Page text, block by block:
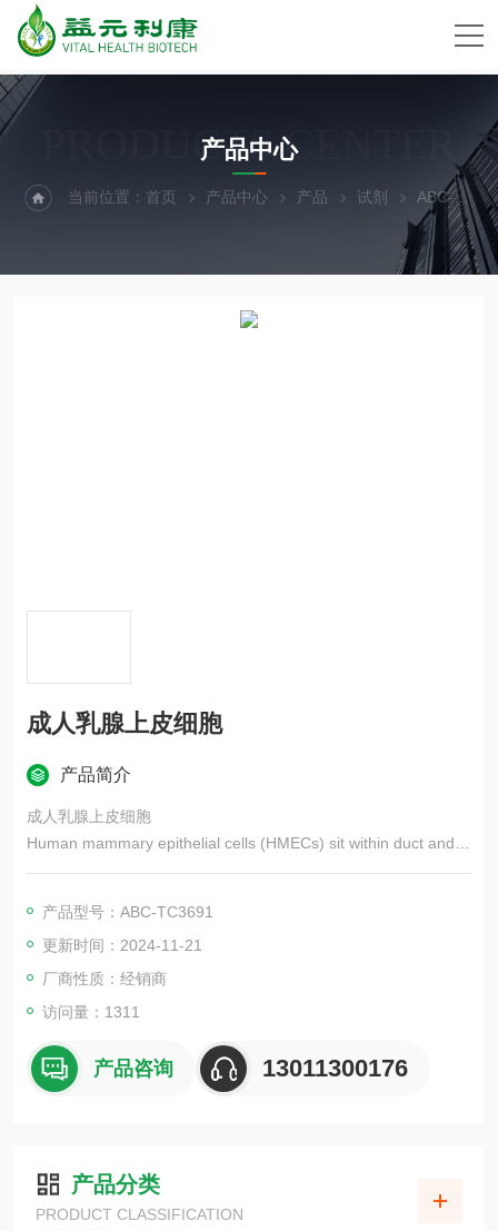
PRODUCTS CENTER
产品中心
当前位置：首页 产品中心 产品 试剂 ABC-TC3691成人乳腺上皮细胞
成人乳腺上皮细胞
产品简介
成人乳腺上皮细胞
Human mammary epithelial cells (HMECs) sit within duct and lo
bes of breast and play an important role in maintaining breast f
产品型号：ABC-TC3691
更新时间：2024-11-21
厂商性质：经销商
访问量：1311
产品咨询 13011300176
产品分类
PRODUCT CLASSIFICATION